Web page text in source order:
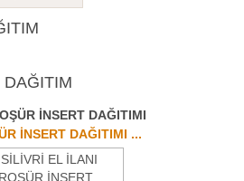
DAĞITIM
İNSERT DAĞITIMI
İNSERT DAĞITIMI ...